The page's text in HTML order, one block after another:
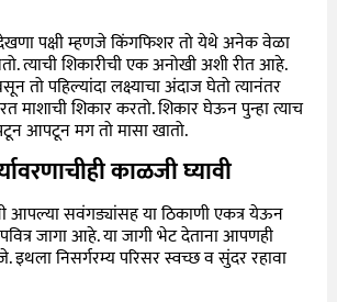
पक्षी म्हणजे किंगफिशर तो येथे अनेक वेळा
त्याची शिकारीची एक अनोखी अशी रीत आहे.
तो पहिल्यांदा लक्ष्याचा अंदाज घेतो त्यानंतर
माशाची शिकार करतो. शिकार घेऊन पुन्हा त्याच
आपटून मग तो मासा खातो.
काळजी घ्यावी
आपल्या सवंगड्यांसह या ठिकाणी एकत्र येऊन
जागा आहे. या जागी भेट देताना आपणही
इथला निसर्गरम्य परिसर स्वच्छ व सुंदर रहावा